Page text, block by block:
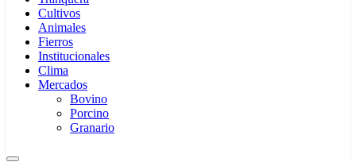
Cultivos
Animales
Fierros
Institucionales
Clima
Mercados
Bovino
Porcino
Granario